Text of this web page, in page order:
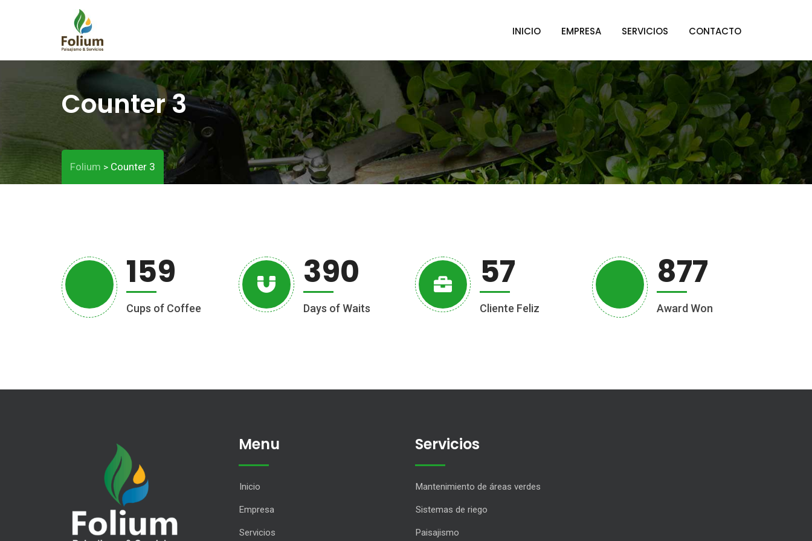
INICIO EMPRESA SERVICIOS CONTACTO
Counter 3
Folium > Counter 3
159
Cups of Coffee
390
Days of Waits
57
Cliente Feliz
877
Award Won
Menu
Inicio
Empresa
Servicios
Servicios
Mantenimiento de áreas verdes
Sistemas de riego
Paisajismo